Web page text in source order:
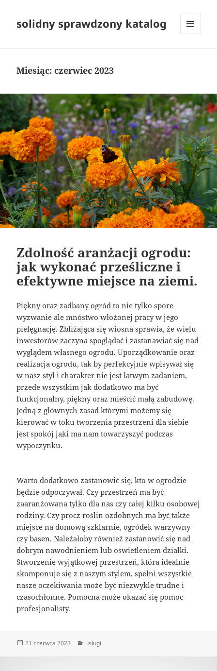
solidny sprawdzony katalog
Miesiąc:czerwiec 2023
Zdolność aranżacji ogrodu:
jak wykonać prześliczne i
efektywne miejsce na ziemi.
Piękny oraz zadbany ogród to nie tylko spore
wyzwanie ale mnóstwo włożonej pracy w jego
pielęgnację. Zbliżająca się wiosna sprawia, że wielu
inwestorów zaczyna spoglądać i zastanawiać się nad
wyglądem własnego ogrodu. Uporządkowanie oraz
realizacja ogrodu, tak by perfekcyjnie wpisywał się
w nasz styl i charakter nie jest łatwym zadaniem,
przede wszystkim jak dodatkowo ma być
funkcjonalny, piękny oraz mieścić małą zabudowę.
Jedną z głównych zasad którymi możemy się
kierować w toku tworzenia przestrzeni dla siebie
jest spokój jaki ma nam towarzyszyć podczas
wypoczynku.
Warto dodatkowo zastanowić się, kto w ogrodzie
będzie odpoczywał. Czy przestrzeń ma być
zaaranżowana tylko dla nas czy całej kilku osobowej
rodziny. Czy prócz roślin ozdobnych ma być także
miejsce na domową szklarnie, ogródek warzywny
czy basen. Należałoby również zastanowić się nad
dobrym nawodnieniem lub oświetleniem działki.
Stworzenie wyjątkowej przestrzeń, która idealnie
skomponuje się z naszym stylem, spełni wszystkie
nasze oczekiwania może być niezwykle trudne i
czasochłonne. Pomocna może okazać się pomoc
profesjonalisty.
Data
21 czerwca 2023 Kategorie
usługi